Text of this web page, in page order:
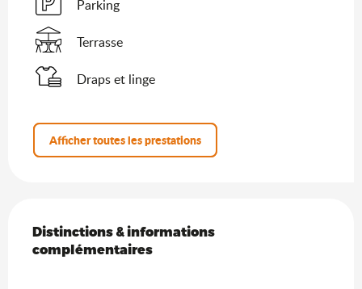
Parking
Terrasse
Draps et linge
Afficher toutes les prestations
Distinctions & informations complémentaires
Distinctions & informations
complémentaires